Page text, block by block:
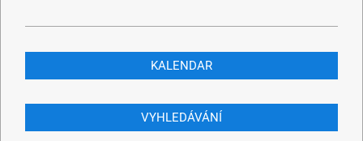
KALENDAR
VYHLEDÁVÁNÍ